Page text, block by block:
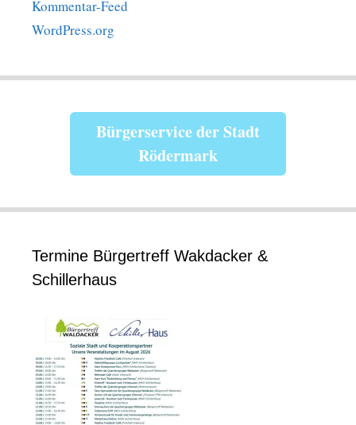
Kommentar-Feed
WordPress.org
Bürgerservice der Stadt
Rödermark
Termine Bürgertreff Wakdacker &
Schillerhaus